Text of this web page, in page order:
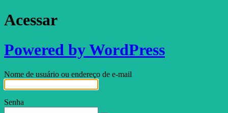
Acessar
Powered by WordPress
Nome de usuário ou endereço de e-mail
Senha